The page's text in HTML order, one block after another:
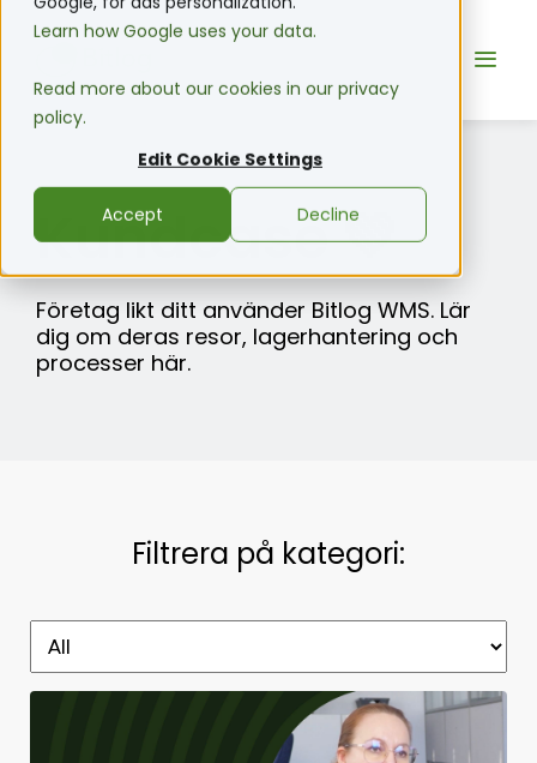
Learn how Google uses your data.
Read more about our cookies in our privacy
policy.
Edit Cookie Settings
Accept Decline
Kundcase 💚
Företag likt ditt använder Bitlog WMS. Lär
dig om deras resor, lagerhantering och
processer här.
Filtrera på kategori: